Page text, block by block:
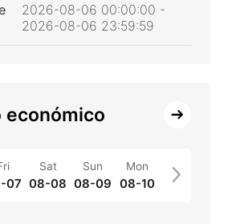
2026-08-06 00:00:00 -
2026-08-06 23:59:59
económico
07
Sat
08-08
Sun
08-09
Mon
08-10